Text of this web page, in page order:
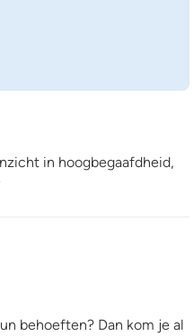
in hoogbegaafdheid,
behoeften? Dan kom je al